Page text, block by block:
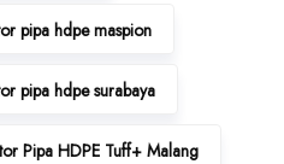
pipa hdpe maspion
pipa hdpe surabaya
Pipa HDPE Tuff+ Malang